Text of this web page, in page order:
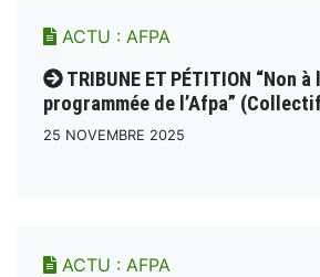
ACTU : AFPA
TRIBUNE ET PÉTITION “Non
programmée de l’Afpa”
25 NOVEMBRE 2025
ACTU : AFPA